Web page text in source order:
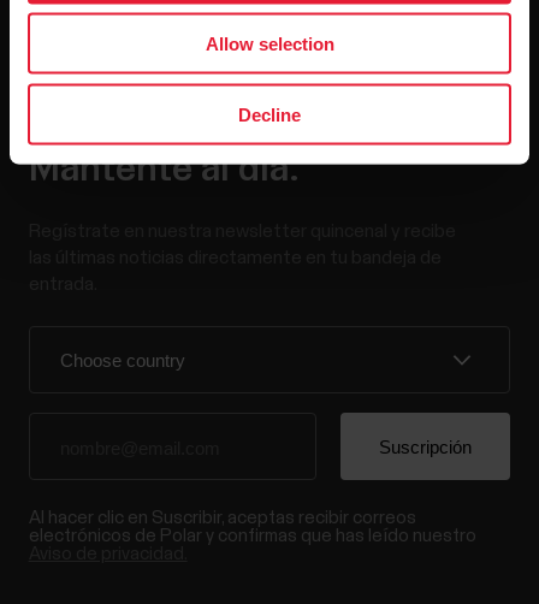
Allow selection
Decline
Mantente al día.
Al hacer clic en Suscribir, aceptas recibir correos
electrónicos de Polar y confirmas que has leído nuestro